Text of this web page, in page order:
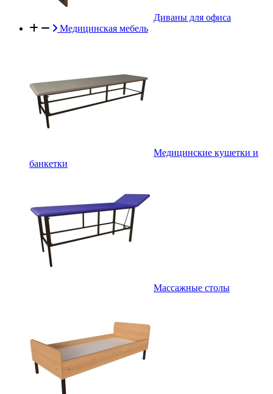
Диваны для офиса
Медицинская мебель
Медицинские кушетки и
банкетки
Массажные столы